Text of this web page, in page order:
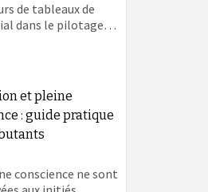
de tableaux de
dans le pilotage…
et pleine
: guide pratique
conscience ne sont